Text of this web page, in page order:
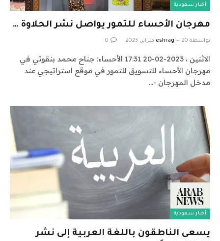
أخبار سعودية
مهرجان الأحساء للتمور يواصل نشر الحلاوة …
بواسطة eshrag 20 فبراير، 2023 0
الاثنين ، 2023-02-20 17:31 الأحساء: جناح محمد بنقوتي في
مهرجان الأحساء للتسويق للتمور في موقع استراتيجي عند
مدخل المهرجان -…
أخبار سعودية
يسعى الناطقون باللغة العربية إلى نشر